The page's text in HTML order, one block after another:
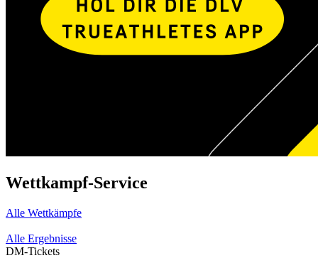
Wettkampf-Service
Alle Wettkämpfe
Alle Ergebnisse
DM-Tickets